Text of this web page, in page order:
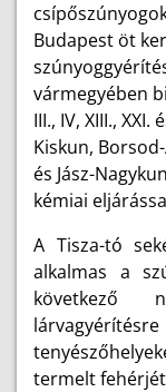
Budapest öt
vármegyében
III., IV, XIII.,
Kiskun,
és Jász-
kémiai
A Tisza-tó
alkalmas a
következő
termelt